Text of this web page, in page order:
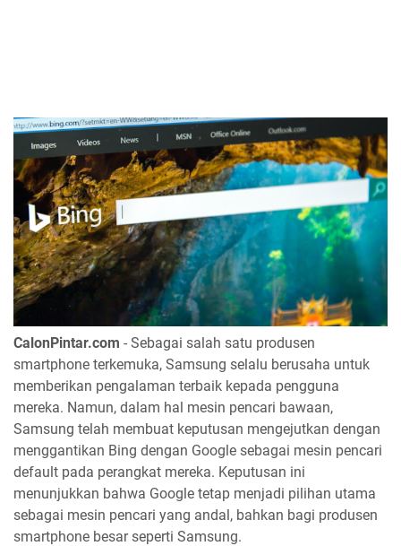
CalonPintar.com - Sebagai salah satu produsen
smartphone terkemuka, Samsung selalu berusaha untuk
memberikan pengalaman terbaik kepada pengguna
mereka. Namun, dalam hal mesin pencari bawaan,
Samsung telah membuat keputusan mengejutkan dengan
menggantikan Bing dengan Google sebagai mesin pencari
default pada perangkat mereka. Keputusan ini
menunjukkan bahwa Google tetap menjadi pilihan utama
sebagai mesin pencari yang andal, bahkan bagi produsen
smartphone besar seperti Samsung.